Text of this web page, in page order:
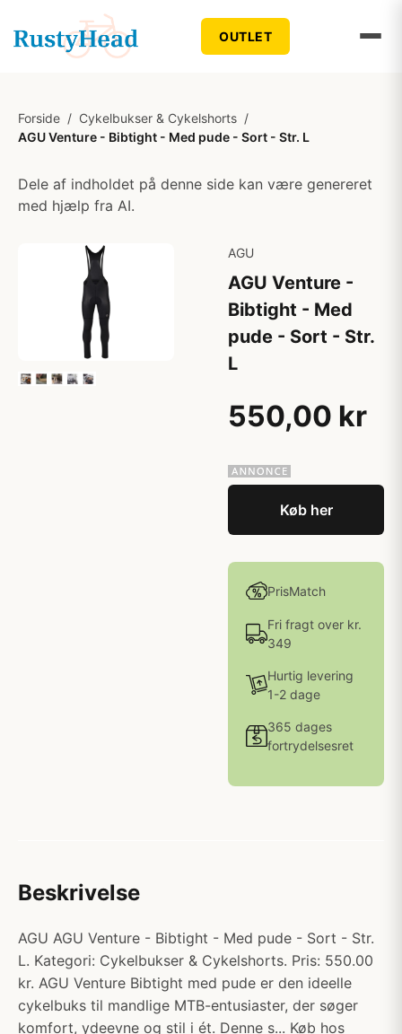
OUTLET
Forside / Cykelbukser & Cykelshorts /
AGU Venture - Bibtight - Med pude - Sort - Str. L
Dele af indholdet på denne side kan være genereret
med hjælp fra AI.
AGU
AGU Venture -
Bibtight - Med
pude - Sort - Str.
L
550,00 kr
Køb her
PrisMatch
Fri fragt over kr.
349
Hurtig levering
1-2 dage
365 dages
fortrydelsesret
Beskrivelse
AGU AGU Venture - Bibtight - Med pude - Sort - Str.
L. Kategori: Cykelbukser & Cykelshorts. Pris: 550.00
kr. AGU Venture Bibtight med pude er den ideelle
cykelbuks til mandlige MTB-entusiaster, der søger
komfort, ydeevne og stil i ét. Denne s... Køb hos